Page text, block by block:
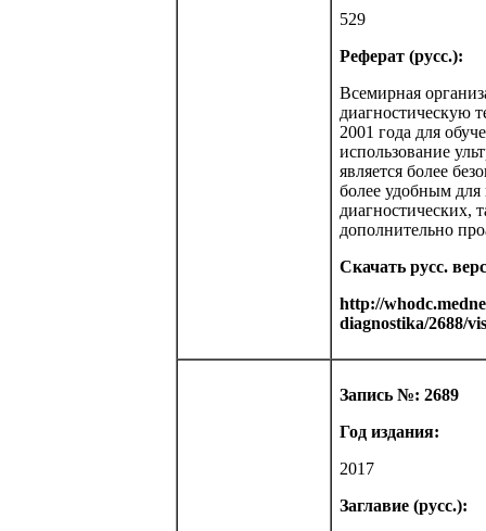
529
Реферат (русс.):
Всемирная
диагностическую
2001 года для
использование
является более
более удобным для
диагностических,
дополнительно
Скачать русс.
http://
diagnostika/2688/
Запись №: 2689
Год издания:
2017
Заглавие (русс.):